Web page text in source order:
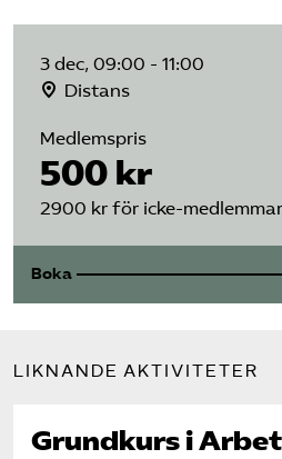
3 dec, 09:00 - 11:00
Distans
Medlemspris
500 kr
2900 kr för icke-medlemmar
Boka
LIKNANDE AKTIVITETER
Grundkurs i